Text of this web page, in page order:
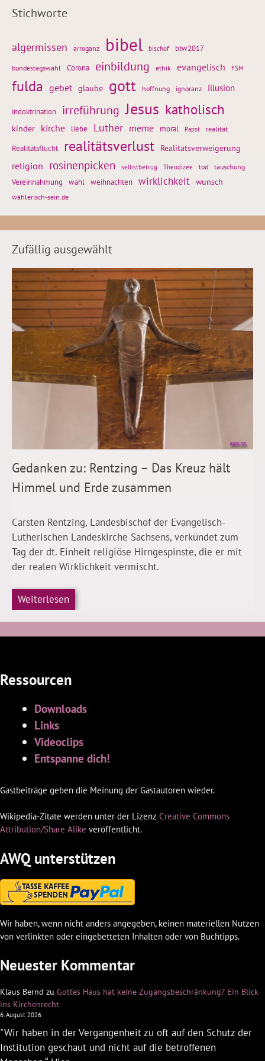
Stichworte
algermissen arroganz bibel bischof btw2017
bundestagswahl Corona einbildung ethik evangelisch FSM
fulda gebet glaube gott hoffnung ignoranz illusion
indoktrination irreführung Jesus katholisch
kinder kirche liebe Luther meme moral Papst realität
Realitätsflucht realitätsverlust Realitätsverweigerung
religion rosinenpicken selbstbetrug Theodizee tod täuschung
Vereinnahmung wahl weihnachten wirklichkeit wunsch
wählerisch-sein.de
Zufällig ausgewählt
Gedanken zu: Rentzing – Das Kreuz hält
Himmel und Erde zusammen
Carsten Rentzing, Landesbischof der Evangelisch-
Lutherischen Landeskirche Sachsens, verkündet zum
Tag der dt. Einheit religiöse Hirngespinste, die er mit
der realen Wirklichkeit vermischt.
Weiterlesen
Ressourcen
Downloads
Links
Videoclips
Entspanne dich!
Gastbeiträge geben die Meinung der Gastautoren wieder.
Wikipedia-Zitate werden unter der Lizenz Creative Commons
Attribution/Share Alike veröffentlicht.
AWQ unterstützen
Wir haben, wenn nicht anders angegeben, keinen materiellen Nutzen
von verlinkten oder eingebetteten Inhalten oder von Buchtipps.
Neuester Kommentar
Klaus Bernd zu Gottes Haus hat keine Zugangsbeschränkung? Ein Blick
ins Kirchenrecht
6. August 2026
"Wir haben in der Vergangenheit zu oft auf den Schutz der
Institution geschaut und nicht auf die betroffenen